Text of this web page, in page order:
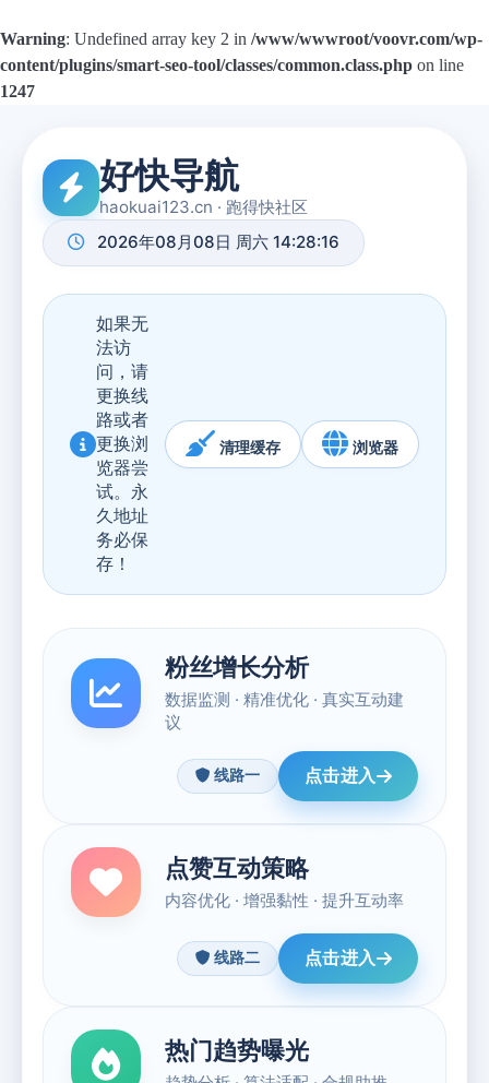
Warning: Undefined array key 2 in /www/wwwroot/voovr.com/wp-
content/plugins/smart-seo-tool/classes/common.class.php on line
1247